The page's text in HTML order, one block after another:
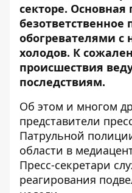
секторе.
безответственное
обогревателями с
холодов. К
происшествия
последствиям.
Об этом и многом
представители
Патрульной
области в
Пресс-секретари
реагирования